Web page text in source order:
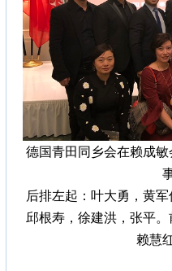
德国青田同乡会在赖成
后排左起：叶大勇，黄军
邱根寿，徐建洪，张平。
赖慧